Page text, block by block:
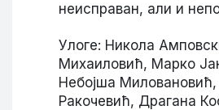
неисправан, али и
Улоге: Никола
Михаиловић, Марко
Небојша
Ракочевић, Драгана